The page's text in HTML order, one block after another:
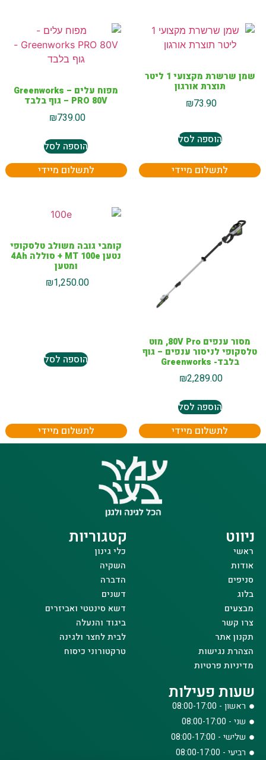
שמן שרשרת מקצועי 1 ליטר
תוצרת אורגון
₪73.90
הוספה לסל
לתשלום מיידי
מפוח עלים – Greenworks
PRO 80V – גוף בלבד
₪739.00
הוספה לסל
לתשלום מיידי
מסור ענפים 80V Pro, מוט
טלסקופי לניסור ענפים – גוף
בלבד- Greenworks
₪2,289.00
הוספה לסל
לתשלום מיידי
קומבי גובה משולב טלסקופי
נטען MT 100e + סוללה 4Ah
ומטען
₪1,250.00
הוספה לסל
לתשלום מיידי
ניווט
ראשי
אודות
סניפים
בלוג
מבצעים
צרו קשר
תקנון אתר
הצהרת נגישות
מדיניות פרטיות
קטגוריות
כלי גינון
השקיה
הדברה
דשנים
דשא סינטטי ואביזרים
ביגוד והנעלה
לבית לחצר ולגינה
טרקטורוני כיסוח
שעות פעילות
ראשון - 08:00-17:00
שני - 08:00-17:00
שלישי - 08:00-17:00
רביעי - 08:00-17:00